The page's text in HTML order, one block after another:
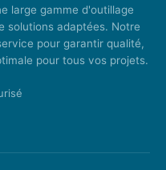
large gamme d'outillage
solutions adaptées. Notre
pour garantir qualité,
pour tous vos projets.